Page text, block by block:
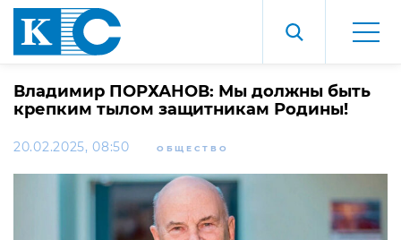
Владимир ПОРХАНОВ: Мы должны быть
крепким тылом защитникам Родины!
20.02.2025, 08:50 ОБЩЕСТВО